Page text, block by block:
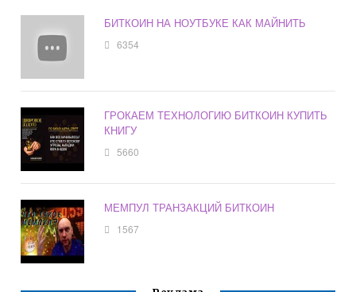
БИТКОИН НА НОУТБУКЕ КАК МАЙНИТЬ
6354
ГРОКАЕМ ТЕХНОЛОГИЮ БИТКОИН КУПИТЬ
КНИГУ
5660
МЕМПУЛ ТРАНЗАКЦИЙ БИТКОИН
1567